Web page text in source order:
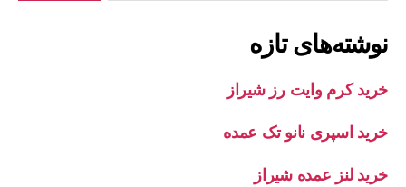
نوشته‌های تازه
خرید کرم وایت رز شیراز
خرید اسپری نانو تک عمده
خرید لنز عمده شیراز